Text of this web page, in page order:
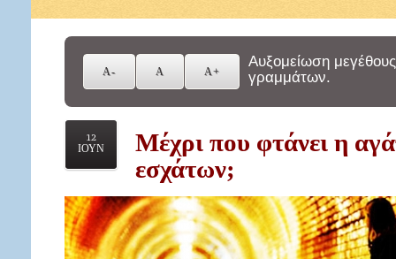
Αυξομείωση μεγέθους
γραμμάτων.
12
ΙΟΥΝ
Μέχρι που φτάνει η
εσχάτων;